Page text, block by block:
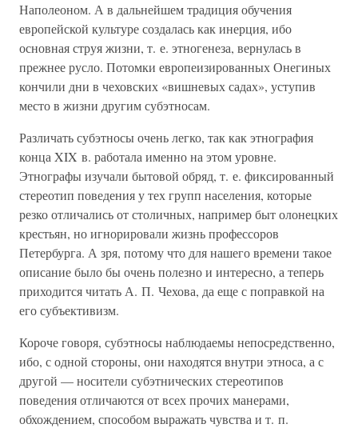
Наполеоном. А в дальнейшем традиция обучения
европейской культуре создалась как инерция, ибо
основная струя жизни, т. е. этногенеза, вернулась в
прежнее русло. Потомки европеизированных Онегиных
кончили дни в чеховских «вишневых садах», уступив
место в жизни другим субэтносам.
Различать субэтносы очень легко, так как этнография
конца XIX в. работала именно на этом уровне.
Этнографы изучали бытовой обряд, т. е. фиксированный
стереотип поведения у тех групп населения, которые
резко отличались от столичных, например быт олонецких
крестьян, но игнорировали жизнь профессоров
Петербурга. А зря, потому что для нашего времени такое
описание было бы очень полезно и интересно, а теперь
приходится читать А. П. Чехова, да еще с поправкой на
его субъективизм.
Короче говоря, субэтносы наблюдаемы непосредственно,
ибо, с одной стороны, они находятся внутри этноса, а с
другой — носители субэтнических стереотипов
поведения отличаются от всех прочих манерами,
обхождением, способом выражать чувства и т. п.